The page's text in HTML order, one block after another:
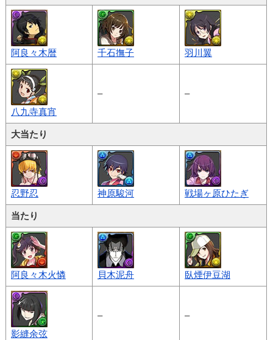
阿良々木暦 千石撫子 羽川翼
八九寺真宵
– –
大当たり
忍野忍 神原駿河 戦場ヶ原ひたぎ
当たり
阿良々木火憐 貝木泥舟 臥煙伊豆湖
影縫余弦
– –